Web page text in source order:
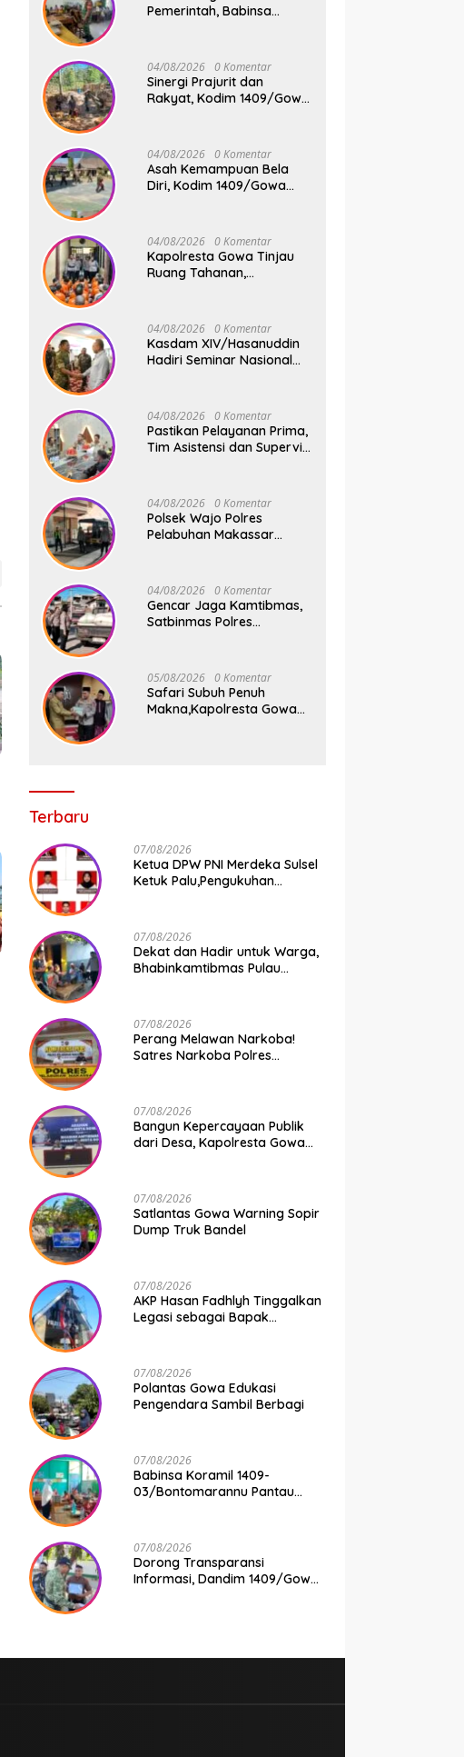
Pemerintah, Babinsa
Tetebatu Pantau
Penyaluran Makan Bergizi
Gratis di SD Inpres
Biringkaloro
04/08/2026 0 Komentar
Sinergi Prajurit dan
Rakyat, Kodim 1409/Gowa
V di Dua Lokasi Vital
04/08/2026 0 Komentar
Asah Kemampuan Bela
Diri, Kodim 1409/Gowa
Profesionalisme Prajurit
04/08/2026 0 Komentar
Kapolresta Gowa Tinjau
Ruang Tahanan,
04/08/2026 0 Komentar
Kasdam XIV/Hasanuddin
Hadiri Seminar Nasional
Desa
04/08/2026 0 Komentar
Pastikan Pelayanan Prima,
Tim Asistensi dan Supervisi
Samapta dan Command
Center Polresta Gowa
04/08/2026 0 Komentar
Polsek Wajo Polres
Pelabuhan Makassar
Rawan Cegah Kejahatan
04/08/2026 0 Komentar
Gencar Jaga Kamtibmas,
Satbinmas Polres
Pelabuhan Paotere
05/08/2026 0 Komentar
Safari Subuh Penuh
Makna,Kapolresta Gowa
Terbaru
07/08/2026
Ketua DPW PNI Merdeka Sulsel
Ketuk Palu,Pengukuhan
07/08/2026
Dekat dan Hadir untuk Warga,
Bhabinkamtibmas Pulau
07/08/2026
Perang Melawan Narkoba!
Satres Narkoba Polres
Ditangkap
07/08/2026
Bangun Kepercayaan Publik
dari Desa, Kapolresta Gowa
Jajaran Polresta Gowa
07/08/2026
Satlantas Gowa Warning Sopir
Dump Truk Bandel
07/08/2026
AKP Hasan Fadhlyh Tinggalkan
Legasi sebagai Bapak
07/08/2026
Polantas Gowa Edukasi
Pengendara Sambil Berbagi
07/08/2026
Babinsa Koramil 1409-
03/Bontomarannu Pantau
Pattallassang
07/08/2026
Dorong Transparansi
Informasi, Dandim 1409/Gowa